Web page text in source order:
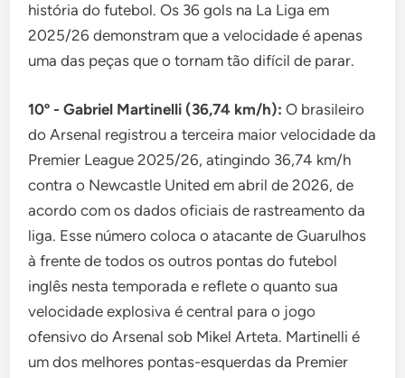
história do futebol. Os 36 gols na La Liga em
2025/26 demonstram que a velocidade é apenas
uma das peças que o tornam tão difícil de parar.
10º - Gabriel Martinelli (36,74 km/h): O brasileiro
do Arsenal registrou a terceira maior velocidade da
Premier League 2025/26, atingindo 36,74 km/h
contra o Newcastle United em abril de 2026, de
acordo com os dados oficiais de rastreamento da
liga. Esse número coloca o atacante de Guarulhos
à frente de todos os outros pontas do futebol
inglês nesta temporada e reflete o quanto sua
velocidade explosiva é central para o jogo
ofensivo do Arsenal sob Mikel Arteta. Martinelli é
um dos melhores pontas-esquerdas da Premier